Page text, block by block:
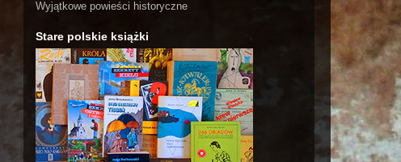
Wyjątkowe powieści historyczne
Stare polskie książki